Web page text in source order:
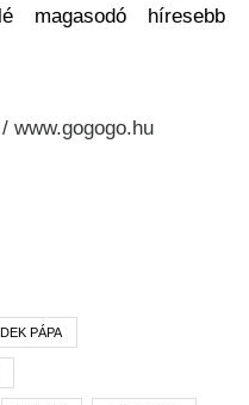
magasodó híresebb
www.gogogo.hu
PÁPA